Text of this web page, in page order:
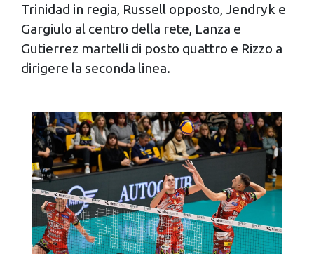
Trinidad in regia, Russell opposto, Jendryk e
Gargiulo al centro della rete, Lanza e
Gutierrez martelli di posto quattro e Rizzo a
dirigere la seconda linea.